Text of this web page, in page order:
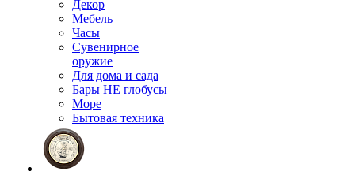
Декор
Мебель
Часы
Сувенирное
оружие
Для дома и сада
Бары НЕ глобусы
Море
Бытовая техника